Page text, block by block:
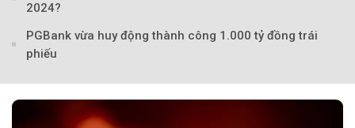
2024?
PGBank vừa huy động thành công 1.000 tỷ đồng trái
phiếu